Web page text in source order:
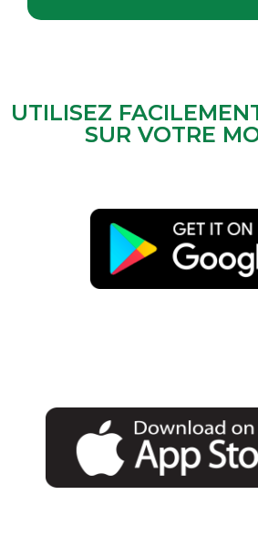
UTILISEZ
SUR VOTRE